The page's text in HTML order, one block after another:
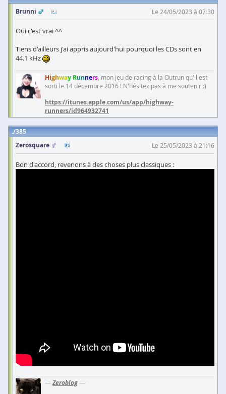
Brunni
Le 24/05/2023 à 07:30
Oui c'est vrai ^^
Tiens d'ailleurs j'ai appris aujourd'hui pourquoi les CDs sont en
44.1 kHz
Highway Runners , mon jeu de racing à la Outrun qu'il est
sorti le 14 décembre 2016 ! N'hésitez pas à me soutenir :)
https://itunes.apple.com/us/app/highway-
runners/id964932741
385
Zerosquare
Le 25/05/2023 à 21:16
Bon d'accord, revenons à des choses plus classiques :
—Zeroblog—